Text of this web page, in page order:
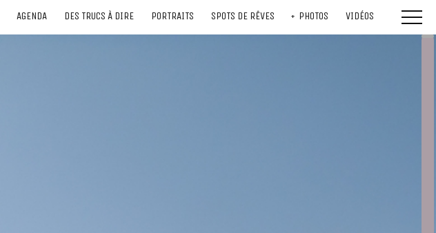
AGENDA DES TRUCS À DIRE PORTRAITS SPOTS DE RÊVES PHOTOS VIDÉOS